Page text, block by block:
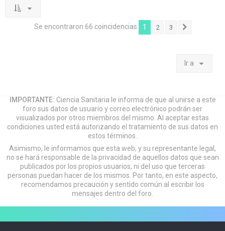
Se encontraron 66 coincidencias 1 2 3
Ir a
IMPORTANTE: Ciencia Sanitaria le informa de que al unirse a este
foro sus datos de usuario y correo electrónico podrán ser
visualizados por otros miembros del mismo. Al aceptar estas
condiciones usted está autorizando el tratamiento de sus datos en
estos términos.
Asimismo, le informamos que esta web, y su representante legal,
no se hará responsable de la privacidad de aquellos datos que sean
publicados por los propios usuarios, ni del uso que terceras
personas puedan hacer de los mismos. Por tanto, en este aspecto,
recomendamos precaución y sentido común al escribir los
mensajes dentro del foro.